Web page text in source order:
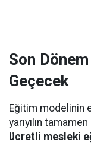
Son
Geçecek
Eğitim modelinin
yarıyılın
ücretli mesleki